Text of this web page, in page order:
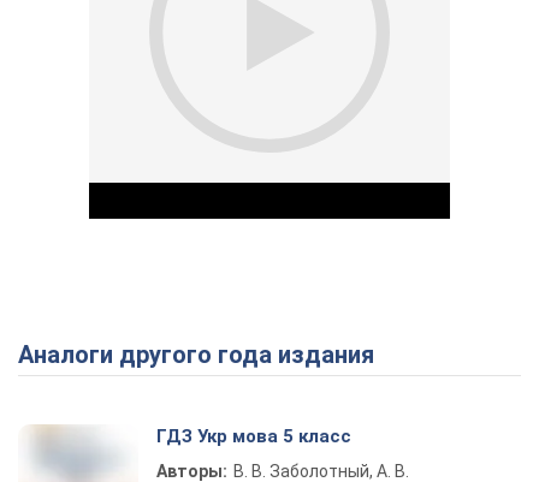
Play Video
Аналоги другого года издания
ГДЗ Укр мова 5 класс
Авторы: В. В. Заболотный, А. В.